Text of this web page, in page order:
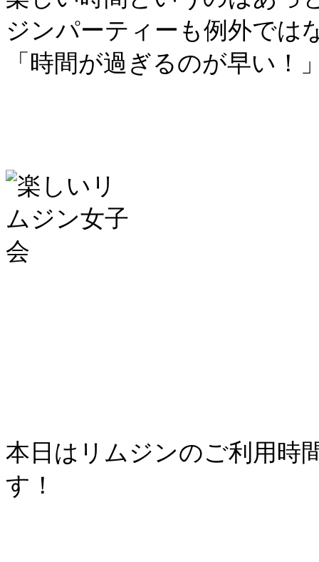
ジンパーティーも例外では
「時間が過ぎるのが早い
本日はリムジンのご利用時
す！